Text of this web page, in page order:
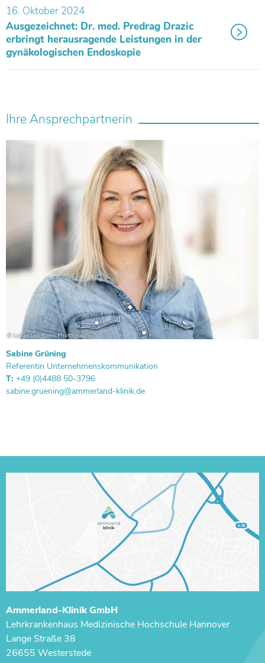
16. Oktober 2024
Ausgezeichnet: Dr. med. Predrag Drazic
erbringt herausragende Leistungen in der
gynäkologischen Endoskopie
Ihre Ansprechpartnerin
Sabine Grüning
Referentin Unternehmenskommunikation
T: +49 (0)4488 50-3796
Ammerland-Klinik GmbH
Lehrkrankenhaus ­Medizinische Hochschule Hannover
Lange Straße 38
26655 Westerstede